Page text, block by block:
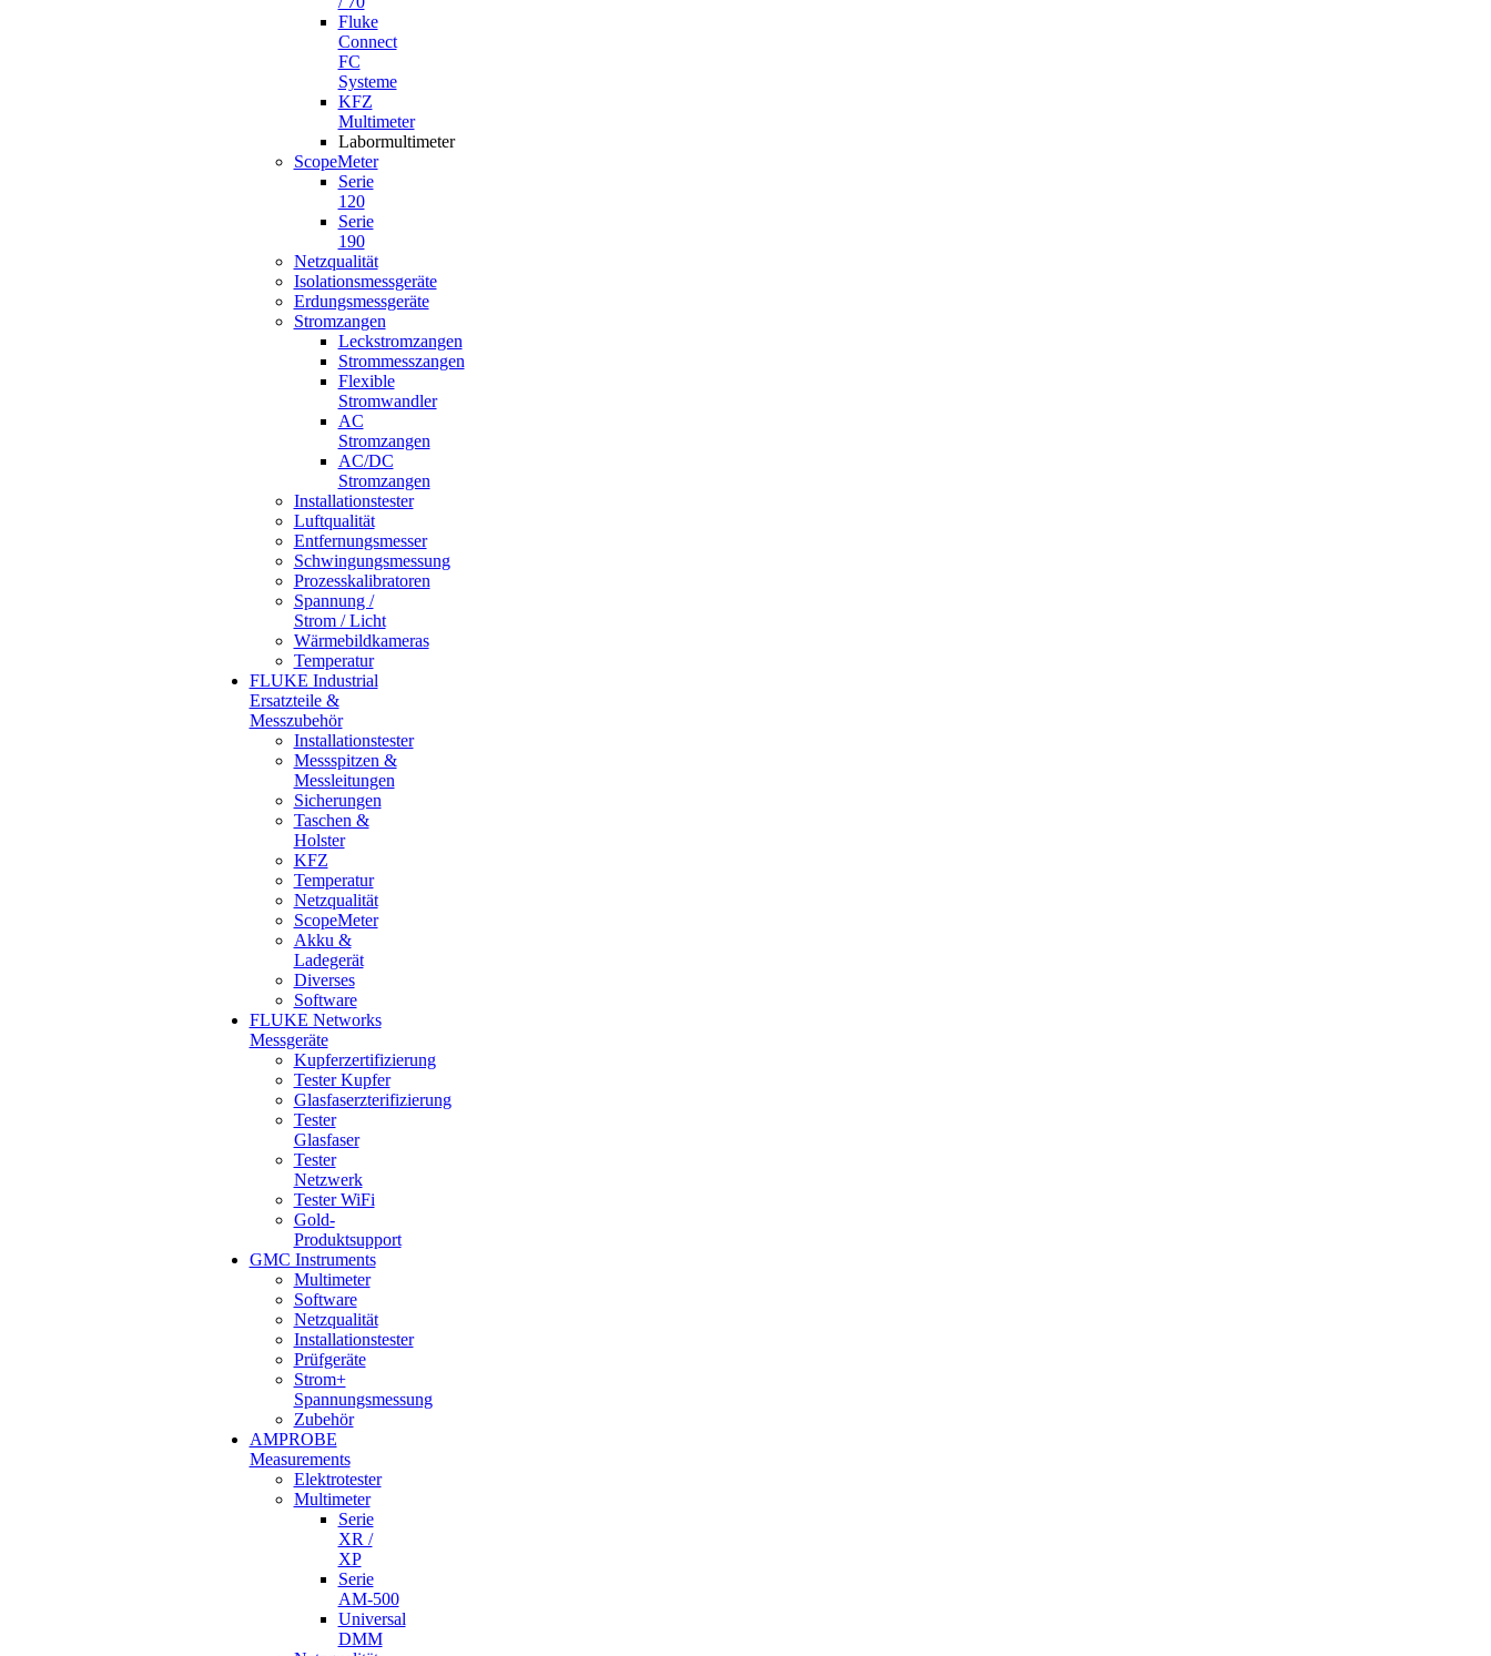
Fluke
Connect
FC
Systeme
KFZ
Multimeter
Labormultimeter
ScopeMeter
Serie
120
Serie
190
Netzqualität
Isolationsmessgeräte
Erdungsmessgeräte
Stromzangen
Leckstromzangen
Strommesszangen
Flexible
Stromwandler
AC
Stromzangen
AC/DC
Stromzangen
Installationstester
Luftqualität
Entfernungsmesser
Schwingungsmessung
Prozesskalibratoren
Spannung /
Strom / Licht
Wärmebildkameras
Temperatur
FLUKE Industrial
Ersatzteile &
Messzubehör
Installationstester
Messspitzen &
Messleitungen
Sicherungen
Taschen &
Holster
KFZ
Temperatur
Netzqualität
ScopeMeter
Akku &
Ladegerät
Diverses
Software
FLUKE Networks
Messgeräte
Kupferzertifizierung
Tester Kupfer
Glasfaserzterifizierung
Tester
Glasfaser
Tester
Netzwerk
Tester WiFi
Gold-
Produktsupport
GMC Instruments
Multimeter
Software
Netzqualität
Installationstester
Prüfgeräte
Strom+
Spannungsmessung
Zubehör
AMPROBE
Measurements
Elektrotester
Multimeter
Serie
XR /
XP
Serie
AM-500
Universal
DMM